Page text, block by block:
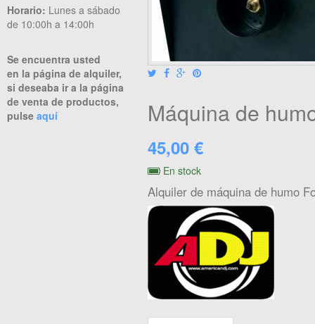
Horario: Lunes a sábado
de 10:00h a 14:00h
Se encuentra usted
en la página de alquiler,
si deseaba ir a la página
de venta de productos,
pulse aquí Máquina de
45,00 €
En stock
Alquiler de máquina de humo